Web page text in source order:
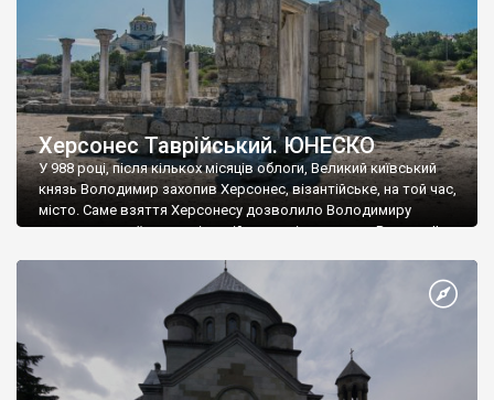
Херсонес Таврійський. ЮНЕСКО
У 988 році, після кількох місяців облоги, Великий київський
князь Володимир захопив Херсонес, візантійське, на той час,
місто. Саме взяття Херсонесу дозволило Володимиру
диктувати свої умови візантійському імператору Василю ІІ, та
Херсонесі Володимир-язичник, став Василем-християнином.
А потім було Хрещення Русі. На честь Херсонесу Таврійського